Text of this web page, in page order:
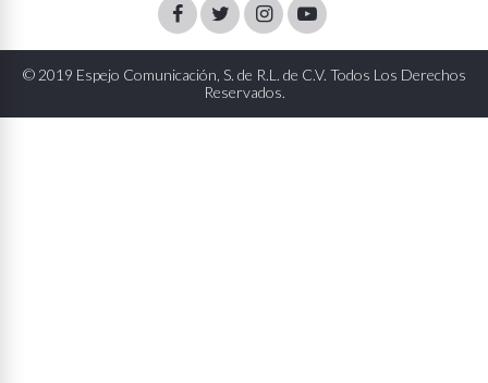
FacebookTwitterInstagram
Youtube
© 2019 Espejo Comunicación, S. de R.L. de C.V. Todos Los Derechos
Reservados.